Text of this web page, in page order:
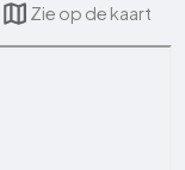
Zie op de kaart